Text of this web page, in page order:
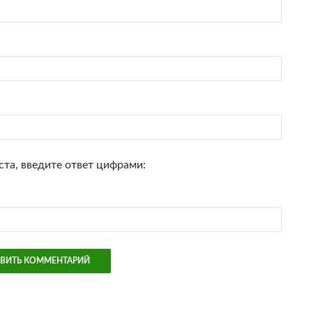
введите ответ цифрами: